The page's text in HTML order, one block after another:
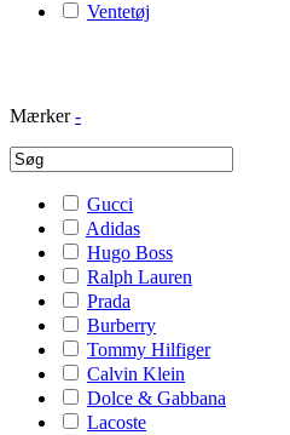
Ventetøj
Mærker -
Gucci
Adidas
Hugo Boss
Ralph Lauren
Prada
Burberry
Tommy Hilfiger
Calvin Klein
Dolce & Gabbana
Lacoste